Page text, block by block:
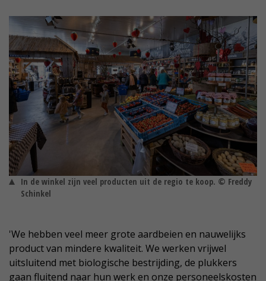
In de winkel zijn veel producten uit de regio te koop. © Freddy
Schinkel
'We hebben veel meer grote aardbeien en nauwelijks
product van mindere kwaliteit. We werken vrijwel
uitsluitend met biologische bestrijding, de plukkers
gaan fluitend naar hun werk en onze personeelskosten